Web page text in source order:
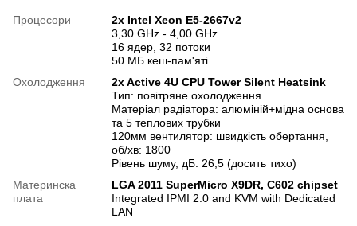
Процесори
2x Intel Xeon E5-2667v2
3,30 GHz - 4,00 GHz
16 ядер, 32 потоки
50 МБ кеш-пам'яті
Охолодження
2x Active 4U CPU Tower Silent Heatsink
Тип: повітряне охолодження
Матеріал радіатора: алюміній+мідна основа
та 5 теплових трубки
120мм вентилятор: швидкість обертання,
об/хв: 1800
Рівень шуму, дБ: 26,5 (досить тихо)
Материнска
плата
LGA 2011 SuperMicro X9DR, C602 chipset
Integrated IPMI 2.0 and KVM with Dedicated
LAN